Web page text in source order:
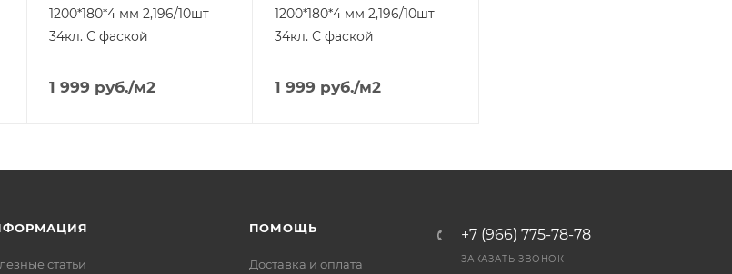
1200*180*4 мм 2,196/10шт
34кл. С фаской
1 999 руб./м2
1200*180*4 мм 2,196/10шт
34кл. С фаской
1 999 руб./м2
статьи
ПОМОЩЬ
Доставка и оплата
+7 (966) 775-78-78
ЗАКАЗАТЬ ЗВОНОК